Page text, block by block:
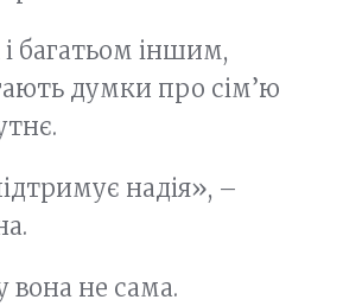
і багатьом іншим,
думки про сім’ю
надія», –
вона не сама.